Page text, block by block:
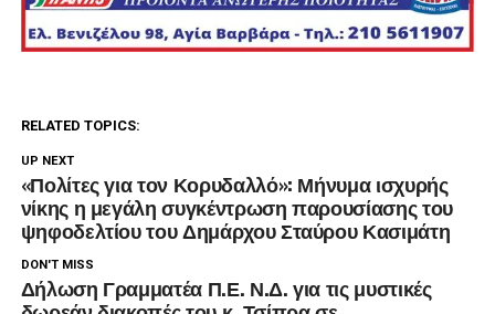
RELATED TOPICS:
UP NEXT
«Πολίτες για τον Κορυδαλλό»: Μήνυμα ισχυρής
νίκης η μεγάλη συγκέντρωση παρουσίασης του
ψηφοδελτίου του Δημάρχου Σταύρου Κασιμάτη
DON'T MISS
Δήλωση Γραμματέα Π.Ε. Ν.Δ. για τις μυστικές